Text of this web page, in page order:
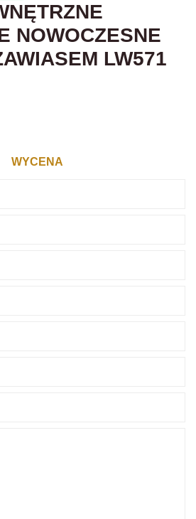
NOWOCZESNE
LW571
WYCENA